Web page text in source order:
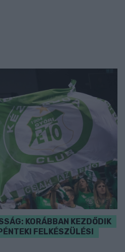
KORÁBBAN KEZDŐDIK
FELKÉSZÜLÉSI